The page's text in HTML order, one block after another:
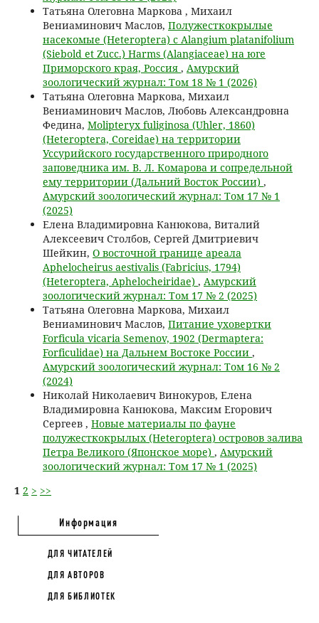
Татьяна Олеговна Маркова , Михаил
Вениаминович Маслов, Полужесткокрылые
насекомые (Heteroptera) с Alangium platanifolium
(Siebold et Zucc.) Harms (Alangiaceae) на юге
Приморского края, Россия , Амурский
зоологический журнал: Том 18 № 1 (2026)
Татьяна Олеговна Маркова, Михаил
Вениаминович Маслов, Любовь Александровна
Федина, Molipteryx fuliginosa (Uhler, 1860)
(Heteroptera, Coreidae) на территории
Уссурийского государственного природного
заповедника им. В. Л. Комарова и сопредельной
ему территории (Дальний Восток России) ,
Амурский зоологический журнал: Том 17 № 1
(2025)
Елена Владимировна Канюкова, Виталий
Алексеевич Столбов, Сергей Дмитриевич
Шейкин, О восточной границе ареала
Aphelocheirus aestivalis (Fabricius, 1794)
(Heteroptera, Aphelocheiridae) , Амурский
зоологический журнал: Том 17 № 2 (2025)
Татьяна Олеговна Маркова, Михаил
Вениаминович Маслов, Питание уховертки
Forficula vicaria Semenov, 1902 (Dermaptera:
Forficulidae) на Дальнем Востоке России ,
Амурский зоологический журнал: Том 16 № 2
(2024)
Николай Николаевич Винокуров, Елена
Владимировна Канюкова, Максим Егорович
Сергеев , Новые материалы по фауне
полужесткокрылых (Heteroptera) островов залива
Петра Великого (Японское море) , Амурский
зоологический журнал: Том 17 № 1 (2025)
1 2 > >>
Информация
ДЛЯ ЧИТАТЕЛЕЙ
ДЛЯ АВТОРОВ
ДЛЯ БИБЛИОТЕК